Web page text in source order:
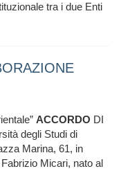
tra i due Enti
ACCORDO DI
degli Studi di
Marina, 61, in
Micari, nato al